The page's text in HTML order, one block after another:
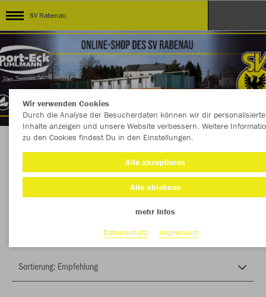
SV Rabenau
Herzlich Willkommen im Teamshop SV
Rabenau
Wir verwenden Cookies
Durch die Analyse der Besucherdaten können wir dir personalisierte
Inhalte anzeigen und unsere Website verbessern. Weitere
zu den Cookies findest Du in den Einstellungen.
Alle akzeptieren
Alle ablehnen
mehr Infos
Datenschutz
Impressum